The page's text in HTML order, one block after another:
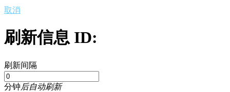
取消
刷新信息 ID:
刷新间隔
分钟后自动刷新